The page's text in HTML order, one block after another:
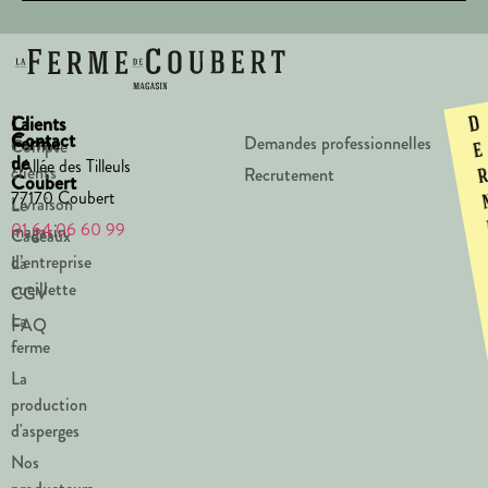
La
Ferme
de
Coubert
Le
magasin
La
cueillette
La
ferme
La
production
d'asperges
Nos
Clients
Compte
clients
Livraison
Cadeaux
d’entreprise
CGV
FAQ
Contact
1 Allée des Tilleuls
77170 Coubert
01 64 06 60 99
Demandes professionnelles
Recrutement
D
e